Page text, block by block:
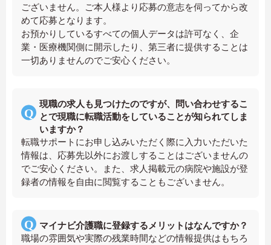
ございません。ご本人様より応募の意志を伺ってから改
めて応募となります。
お預かりしているすべての個人データは許可なく、企
業・医療機関側に開示したり、第三者に提供することは
一切ありませんのでご安心ください。
現職の求人も見つけたのですが、問い合わせするこ
とで現職に転職活動をしていることが知られてしま
いますか？
転職サポートにお申し込みいただく際に入力いただいた
情報は、応募先以外にお渡しすることはございませんの
でご安心ください。また、求人掲載元の病院や施設が登
録者の情報を自由に閲覧することもございません。
マイナビ介護職に登録するメリットはなんですか？
職場の雰囲気や実際の残業時間などの情報提供はもちろ